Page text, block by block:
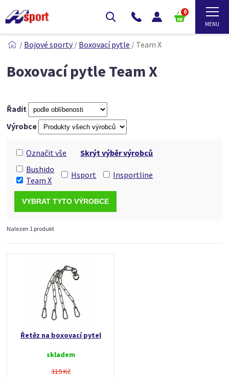
0
/ Bojové sporty/ Boxovací pytle / Team X
Boxovací pytle Team X
Řadit
Výrobce
Skrýt výběr výrobců
Označit vše
Bushido
Team X
Hsport Insportline
Nalezen 1 produkt
Řetěz na boxovací pytel
skladem
319 Kč